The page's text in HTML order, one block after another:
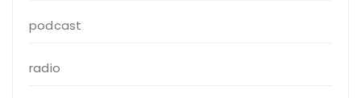
podcast
radio